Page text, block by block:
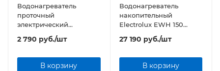
Водонагреватель
проточный
электрический
Electrolux Smartfix 2.0 S
(3,5 kW) - душ
2 790 руб./шт
В корзину
Водонагреватель
накопительный
Electrolux EWH 150
27 190 руб./шт
В корзину